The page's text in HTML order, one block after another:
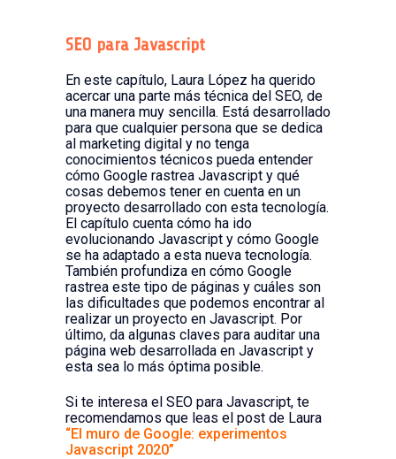
SEO para Javascript
En este capítulo, Laura López ha querido
acercar una parte más técnica del SEO, de
una manera muy sencilla. Está desarrollado
para que cualquier persona que se dedica
al marketing digital y no tenga
conocimientos técnicos pueda entender
cómo Google rastrea Javascript y qué
cosas debemos tener en cuenta en un
proyecto desarrollado con esta tecnología.
El capítulo cuenta cómo ha ido
evolucionando Javascript y cómo Google
se ha adaptado a esta nueva tecnología.
También profundiza en cómo Google
rastrea este tipo de páginas y cuáles son
las dificultades que podemos encontrar al
realizar un proyecto en Javascript. Por
último, da algunas claves para auditar una
página web desarrollada en Javascript y
esta sea lo más óptima posible.
Si te interesa el SEO para Javascript, te
recomendamos que leas el post de Laura
“El muro de Google: experimentos
Javascript 2020”